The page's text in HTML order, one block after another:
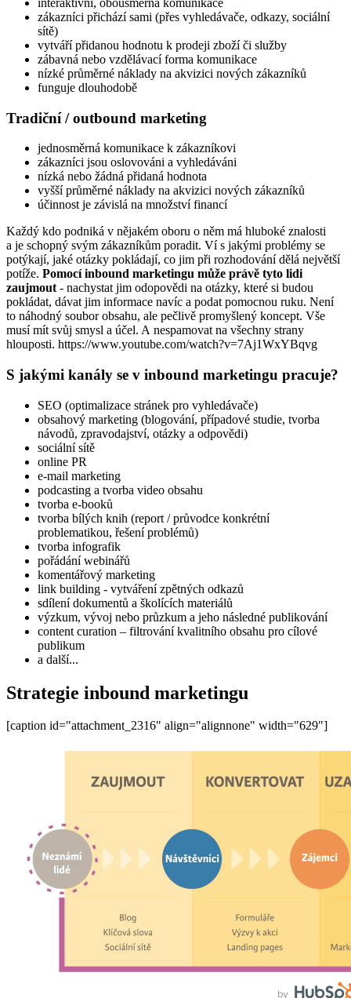
zákazníci přichází sami (přes vyhledávače, odkazy, sociální
sítě)
vytváří přidanou hodnotu k prodeji zboží či služby
zábavná nebo vzdělávací forma komunikace
nízké průměrné náklady na akvizici nových zákazníků
funguje dlouhodobě
Tradiční / outbound marketing
jednosměrná komunikace k zákazníkovi
zákazníci jsou oslovováni a vyhledáváni
nízká nebo žádná přidaná hodnota
vyšší průměrné náklady na akvizici nových zákazníků
účinnost je závislá na množství financí
Každý kdo podniká v nějakém oboru o něm má hluboké znalosti
a je schopný svým zákazníkům poradit. Ví s jakými problémy se
potýkají, jaké otázky pokládají, co jim při rozhodování dělá největší
potíže. Pomocí inbound marketingu může právě tyto lidi
zaujmout - nachystat jim odopovědi na otázky, které si budou
pokládat, dávat jim informace navíc a podat pomocnou ruku. Není
to náhodný soubor obsahu, ale pečlivě promyšlený koncept. Vše
musí mít svůj smysl a účel. A nespamovat na všechny strany
hlouposti. https://www.youtube.com/watch?v=7Aj1WxYBqvg
S jakými kanály se v inbound marketingu pracuje?
SEO (optimalizace stránek pro vyhledávače)
obsahový marketing (blogování, případové studie, tvorba
návodů, zpravodajství, otázky a odpovědi)
sociální sítě
online PR
e-mail marketing
podcasting a tvorba video obsahu
tvorba e-booků
tvorba bílých knih (report / průvodce konkrétní
problematikou, řešení problémů)
tvorba infografik
pořádání webinářů
komentářový marketing
link building - vytváření zpětných odkazů
sdílení dokumentů a školících materiálů
výzkum, vývoj nebo průzkum a jeho následné publikování
content curation – filtrování kvalitního obsahu pro cílové
publikum
a další...
Strategie inbound marketingu
[caption id="attachment_2316" align="alignnone" width="629"]